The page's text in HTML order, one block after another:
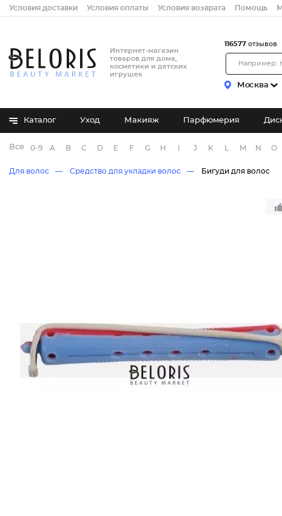
Условия доставки Условия оплаты Условия возврата Помощь
Интернет-магазин
товаров для дома,
косметики и детских
игрушек
Москва
116577 отзывов
Каталог Уход Макияж Парфюмерия
Все бренды
0-9 A B C D E F G H J K M N O
Для волос Средство для укладки волос Бигуди для волос